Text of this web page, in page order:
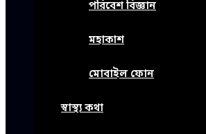
পরিবেশ বিজ্ঞান
মহাকাশ
মোবাইল ফোন
স্বাস্থ্য কথা